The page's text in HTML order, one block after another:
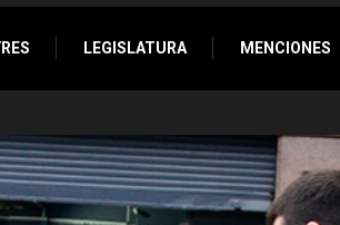
LEGISLATURA MENCIONES